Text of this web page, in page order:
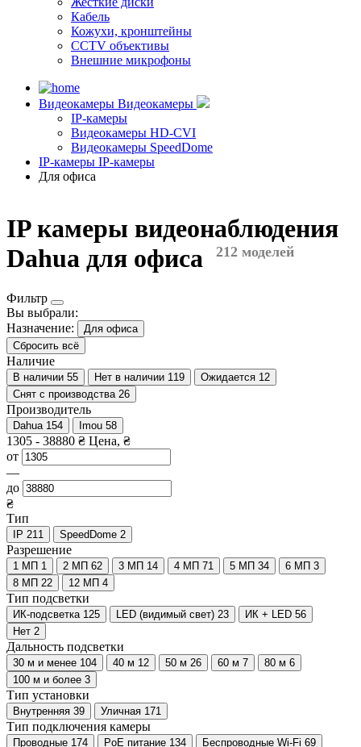
Кабель
Кожухи, кронштейны
CCTV объективы
Внешние микрофоны
Видеокамеры Видеокамеры
IP-камеры
Видеокамеры HD-CVI
Видеокамеры SpeedDome
IP-камеры IP-камеры
Для офиса
IP камеры видеонаблюдения
Dahua для офиса
212 моделей
Фильтр
Вы выбрали:
Назначение:
Для офиса
Сбросить всё
Наличие
В наличии 55 Нет в наличии 119 Ожидается 12
Снят с производства 26
Производитель
Dahua 154 Imou 58
1305 - 38880 ₴ Цена, ₴
от
—
до
₴
Тип
IP 211 SpeedDome 2
Разрешение
1 МП 1 2 МП 62 3 МП 14 4 МП 71 5 МП 34 6 МП 3
8 МП 22 12 МП 4
Тип подсветки
ИК-подсветка 125 LED (видимый свет) 23 ИК + LED 56
Нет 2
Дальность подсветки
30 м и менее 104 40 м 12 50 м 26 60 м 7 80 м 6
100 м и более 3
Тип установки
Внутренняя 39 Уличная 171
Тип подключения камеры
Проводные 174 PoE питание 134 Беспроводные Wi-Fi 69